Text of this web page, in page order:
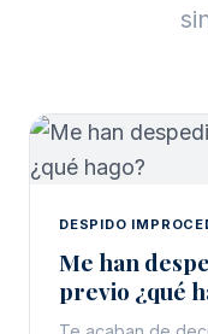
DESPIDO
Me han
previo ¿qué